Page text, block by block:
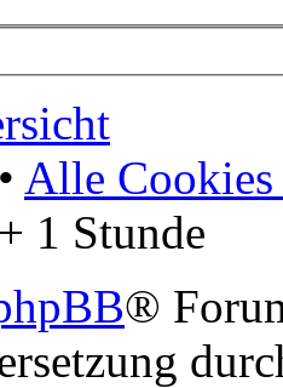
• Alle Cookies
1 Stunde
®